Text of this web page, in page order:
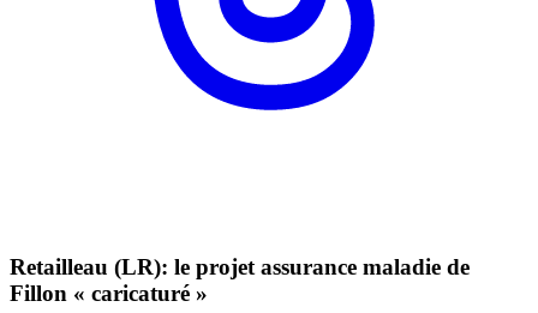
Retailleau (LR): le projet assurance maladie de
Fillon « caricaturé »